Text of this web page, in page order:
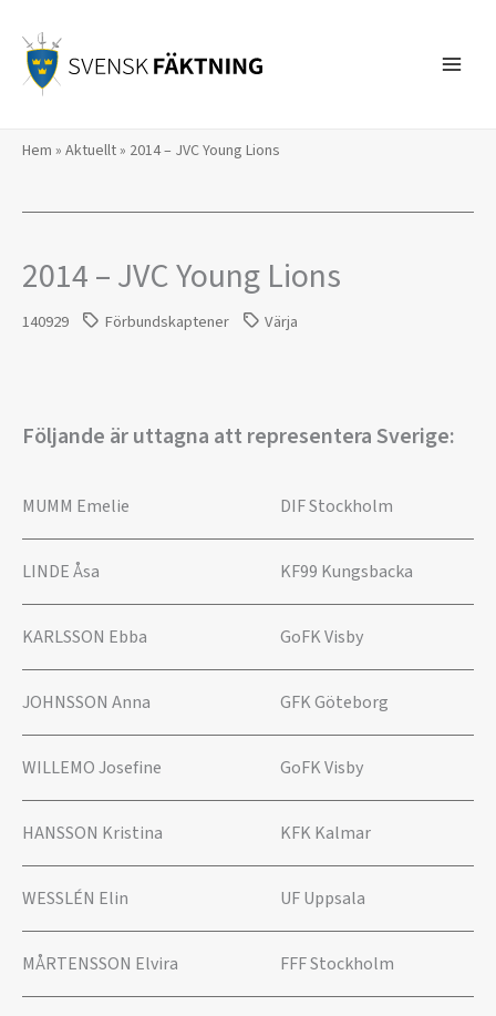
innehåll
Hem » Aktuellt» 2014 – JVC Young Lions
2014 – JVC Young Lions
140929 Förbundskaptener Värja
Följande är uttagna att representera Sverige:
MUMM Emelie DIF Stockholm
LINDE Åsa KF99 Kungsbacka
KARLSSON Ebba GoFK Visby
JOHNSSON Anna GFK Göteborg
WILLEMO Josefine GoFK Visby
HANSSON Kristina KFK Kalmar
WESSLÉN Elin UF Uppsala
MÅRTENSSON Elvira FFF Stockholm